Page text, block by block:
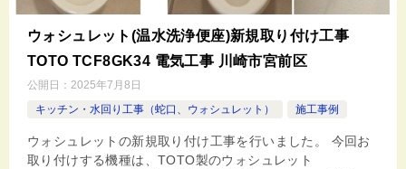
ウォシュレット(温水洗浄便座)新規取り付け工事
TOTO TCF8GK34 電気工事 川崎市宮前区
公開日： 2025年7月8日
キッチン・水回り工事（蛇口、ウォシュレット）
施工事例
ウォシュレットの新規取り付け工事を行いました。 今回お
取り付けする機種は、TOTO製のウォシュレット